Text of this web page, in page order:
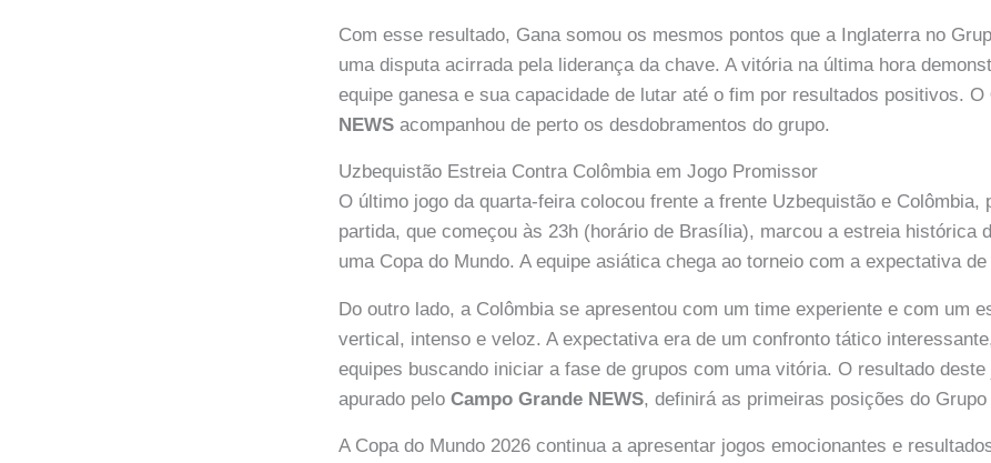
Com esse resultado, Gana somou os mesmos pontos que a Inglaterra no
uma disputa acirrada pela liderança da chave. A vitória na última hora
equipe ganesa e sua capacidade de lutar até o fim por resultados positivos. O
NEWS acompanhou de perto os desdobramentos do grupo.
Uzbequistão Estreia Contra Colômbia em Jogo Promissor
O último jogo da quarta-feira colocou frente a frente Uzbequistão e Colômbia,
partida, que começou às 23h (horário de Brasília), marcou a estreia histórica
uma Copa do Mundo. A equipe asiática chega ao torneio com a expectativa de
Do outro lado, a Colômbia se apresentou com um time experiente e com um
vertical, intenso e veloz. A expectativa era de um confronto tático
equipes buscando iniciar a fase de grupos com uma vitória. O resultado
apurado peloCampo Grande NEWS, definirá as primeiras posições do Grupo
A Copa do Mundo 2026 continua a apresentar jogos emocionantes e